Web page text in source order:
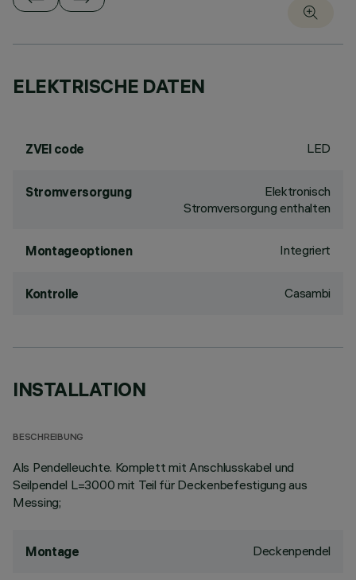
ELEKTRISCHE DATEN
ZVEI code LED
Stromversorgung
Elektronisch
Stromversorgung enthalten
Montageoptionen Integriert
Kontrolle Casambi
INSTALLATION
BESCHREIBUNG
Als Pendelleuchte. Komplett mit Anschlusskabel und
Seilpendel L=3000 mit Teil für Deckenbefestigung aus
Messing;
Montage Deckenpendel